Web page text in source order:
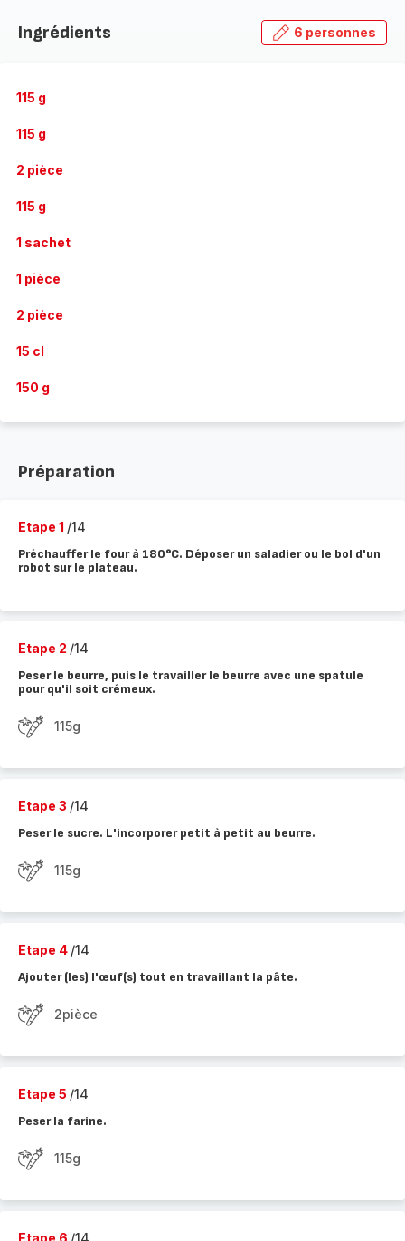
Ingrédients 6 personnes
115 g
115 g
2 pièce
115 g
1 sachet
1 pièce
2 pièce
15 cl
150 g
Préparation
Etape 1 /14
Préchauffer le four à 180°C. Déposer un saladier ou le bol d'un
robot sur le plateau.
Etape 2 /14
Peser le beurre, puis le travailler le beurre avec une spatule
pour qu'il soit crémeux.
115g
Etape 3 /14
Peser le sucre. L'incorporer petit à petit au beurre.
115g
Etape 4 /14
Ajouter (les) l'œuf(s) tout en travaillant la pâte.
2pièce
Etape 5 /14
Peser la farine.
115g
Etape 6 /14